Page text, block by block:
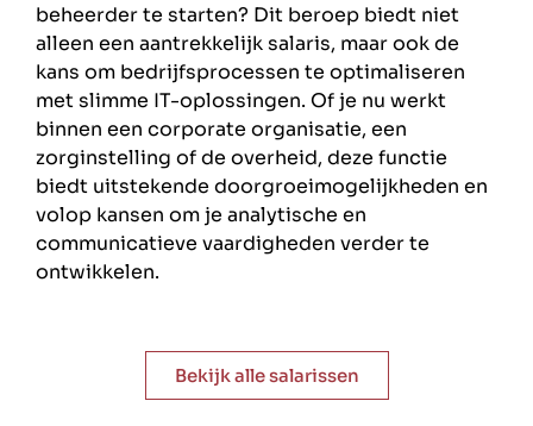
beheerder te starten? Dit beroep biedt niet
alleen een aantrekkelijk salaris, maar ook de
kans om bedrijfsprocessen te optimaliseren
met slimme IT-oplossingen. Of je nu werkt
binnen een corporate organisatie, een
zorginstelling of de overheid, deze functie
biedt uitstekende doorgroeimogelijkheden en
volop kansen om je analytische en
communicatieve vaardigheden verder te
ontwikkelen.
Bekijk alle salarissen